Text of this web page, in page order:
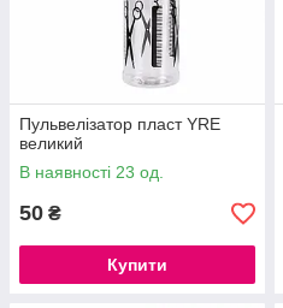
Пульвелізатор пласт YRE
великий
В наявності 23 од.
50 ₴
Купити